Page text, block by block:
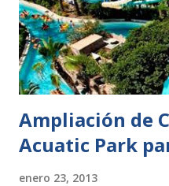
Ampliación de
Acuatic Park
enero 23, 2013